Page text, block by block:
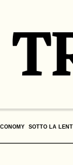
SOTTO LA